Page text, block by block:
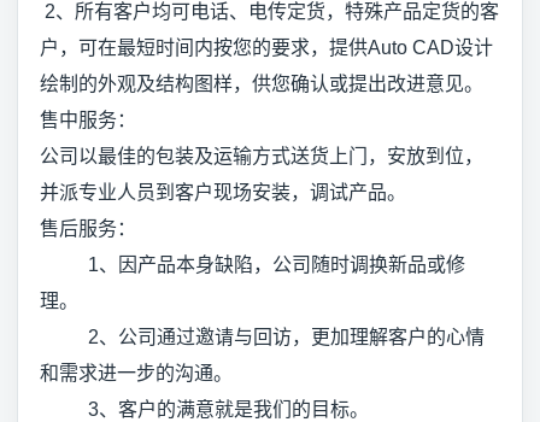
2、所有客户均可电话、电传定货，特殊产品定货的客
户，可在最短时间内按您的要求，提供Auto CAD设计
绘制的外观及结构图样，供您确认或提出改进意见。
售中服务：
公司以最佳的包装及运输方式送货上门，安放到位，
并派专业人员到客户现场安装，调试产品。
售后服务：
1、因产品本身缺陷，公司随时调换新品或修
理。
2、公司通过邀请与回访，更加理解客户的心情
和需求进一步的沟通。
3、客户的满意就是我们的目标。